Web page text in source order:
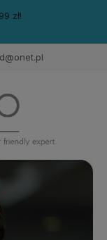
zł!